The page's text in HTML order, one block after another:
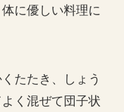
に優しい料理に
たたき、しょう
く混ぜて団子状